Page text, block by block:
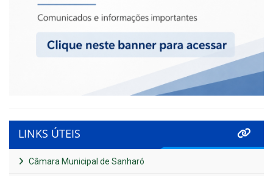
LINKS ÚTEIS
Câmara Municipal de Sanharó